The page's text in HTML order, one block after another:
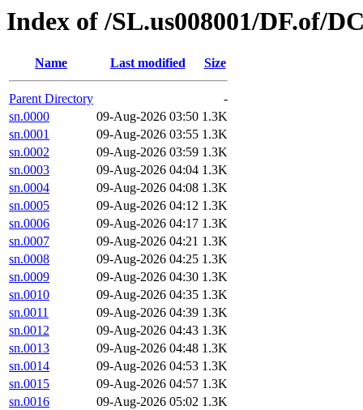
Index of /SL.us008001/DF.of/
Name Last modified Size
Parent Directory
-
sn.0000
09-Aug-2026 03:50 1.3K
sn.0001
09-Aug-2026 03:55 1.3K
sn.0002
09-Aug-2026 03:59 1.3K
sn.0003
09-Aug-2026 04:04 1.3K
sn.0004
09-Aug-2026 04:08 1.3K
sn.0005
09-Aug-2026 04:12 1.3K
sn.0006
09-Aug-2026 04:17 1.3K
sn.0007
09-Aug-2026 04:21 1.3K
sn.0008
09-Aug-2026 04:25 1.3K
sn.0009
09-Aug-2026 04:30 1.3K
sn.0010
09-Aug-2026 04:35 1.3K
sn.0011
09-Aug-2026 04:39 1.3K
sn.0012
09-Aug-2026 04:43 1.3K
sn.0013
09-Aug-2026 04:48 1.3K
sn.0014
09-Aug-2026 04:53 1.3K
sn.0015
09-Aug-2026 04:57 1.3K
sn.0016
09-Aug-2026 05:02 1.3K